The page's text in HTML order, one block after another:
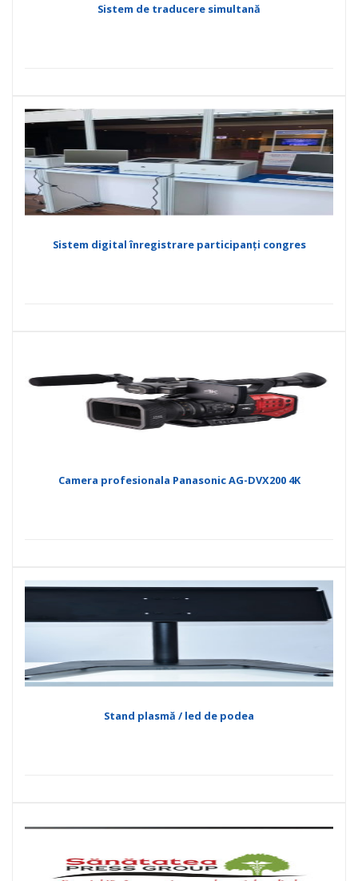
Sistem de traducere simultană
Sistem digital înregistrare participanți congres
Camera profesionala Panasonic AG-DVX200 4K
Stand plasmă / led de podea